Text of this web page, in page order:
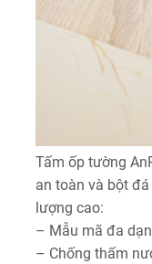
Tấm ốp tường
an toàn và bột
lượng cao:
– Mẫu mã đa
– Chống thấm